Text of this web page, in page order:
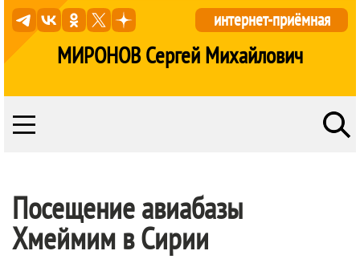
МИРОНОВ Сергей Михайлович
интернет-приёмная
Посещение авиабазы
Хмеймим в Сирии